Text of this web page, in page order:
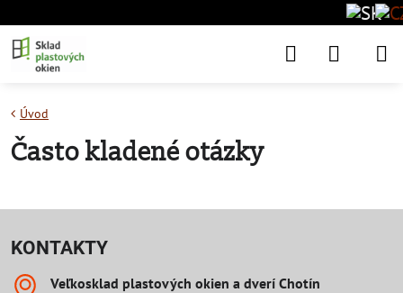
Úvod
Často kladené otázky
KONTAKTY
Veľkosklad plastových okien a dverí Chotín